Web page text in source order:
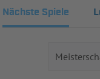
Nächste Spiele